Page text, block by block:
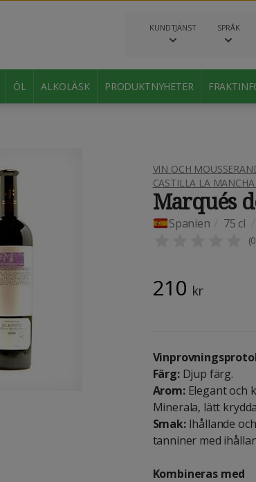
KUNDTJÄNST SPRÅK
ÖL ALKOLÄSK PRODUKTNYHETER
VIN OCH
CASTILLA LA
Marqués
Spanien 75 cl
(0
210 kr
Färg:Djup färg.
Arom:Elegant och
Minerala, lätt
Smak:Ihållande
tanniner med
Kombineras med